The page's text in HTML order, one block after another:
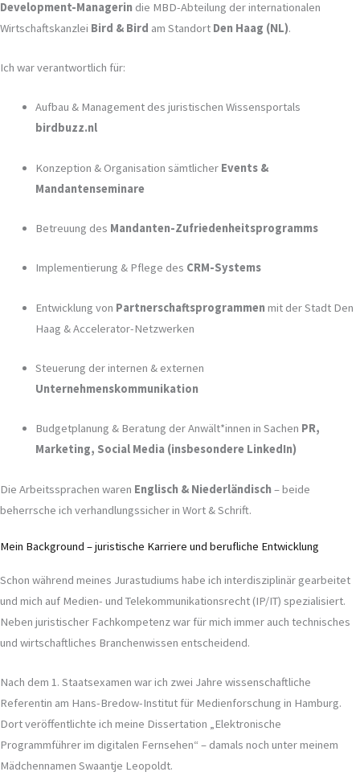
Development-Managerin die MBD-Abteilung der internationalen
Wirtschaftskanzlei Bird & Bird am Standort Den Haag (NL).
Ich war verantwortlich für:
Aufbau & Management des juristischen Wissensportals
birdbuzz.nl
Konzeption & Organisation sämtlicher Events &
Mandantenseminare
Betreuung des Mandanten-Zufriedenheitsprogramms
Implementierung & Pflege des CRM-Systems
Entwicklung von Partnerschaftsprogrammenmit der Stadt Den
Haag & Accelerator-Netzwerken
Steuerung der internen & externen
Unternehmenskommunikation
Budgetplanung & Beratung der Anwält*innen in Sachen PR,
Marketing, Social Media (insbesondere LinkedIn)
Die Arbeitssprachen waren Englisch & Niederländisch– beide
beherrsche ich verhandlungssicher in Wort & Schrift.
Mein Background – juristische Karriere und berufliche Entwicklung
Schon während meines Jurastudiums habe ich interdisziplinär gearbeitet
und mich auf Medien- und Telekommunikationsrecht (IP/IT) spezialisiert.
Neben juristischer Fachkompetenz war für mich immer auch technisches
und wirtschaftliches Branchenwissen entscheidend.
Nach dem 1. Staatsexamen war ich zwei Jahre wissenschaftliche
Referentin am Hans-Bredow-Institut für Medienforschung in Hamburg.
Dort veröffentlichte ich meine Dissertation „Elektronische
Programmführer im digitalen Fernsehen“ – damals noch unter meinem
Mädchennamen Swaantje Leopoldt.